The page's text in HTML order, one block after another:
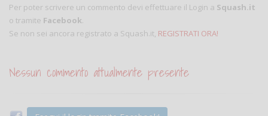
Per poter scrivere un commento devi effettuare il Login a Squash.it
o tramite Facebook.
Se non sei ancora registrato a Squash.it, REGISTRATI ORA!
Nessun commento attualmente presente